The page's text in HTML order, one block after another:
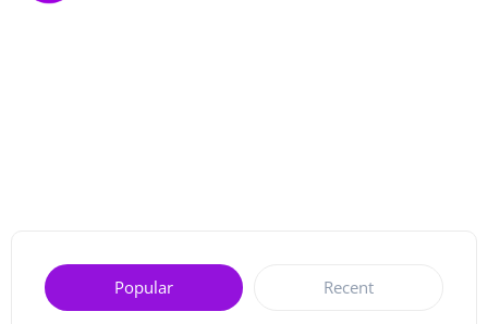
Popular Recent